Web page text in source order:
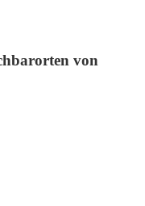
von